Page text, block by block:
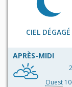
CIEL DÉGAGÉ
APRÈS-MIDI
Ouest